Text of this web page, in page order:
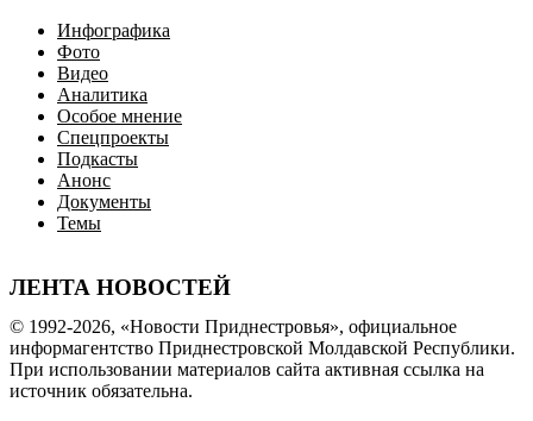
Инфографика
Фото
Видео
Аналитика
Особое мнение
Спецпроекты
Подкасты
Анонс
Документы
Темы
ЛЕНТА НОВОСТЕЙ
© 1992-2026, «Новости Приднестровья», официальное
информагентство Приднестровской Молдавской Республики.
При использовании материалов сайта активная ссылка на
источник обязательна.